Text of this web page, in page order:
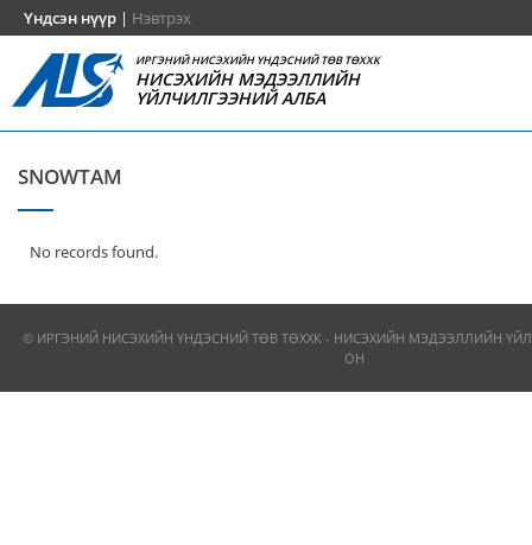
Үндсэн нүүр | Нэвтрэх
ИРГЭНИЙ НИСЭХИЙН ҮНДЭСНИЙ ТӨВ ТӨХХК
НИСЭХИЙН МЭДЭЭЛЛИЙН
ҮЙЛЧИЛГЭЭНИЙ АЛБА
SNOWTAM
No records found.
© ИРГЭНИЙ НИСЭХИЙН ҮНДЭСНИЙ ТӨВ ТӨХХК - НИСЭХИЙН МЭДЭЭЛЛИЙН
ОН